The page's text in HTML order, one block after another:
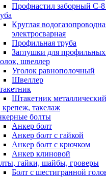
Профнастил заборный С-
Круглая
электросварная
Профильная труба
Заглушки для
швеллер
Уголок равнополочный
Швеллер
Штакетник металлический
такелаж
болты
Анкер болт
Анкер болт с гайкой
Анкер болт с крючком
Анкер клиновой
гайки, шайбы, гроверы
Болт c шестигранной